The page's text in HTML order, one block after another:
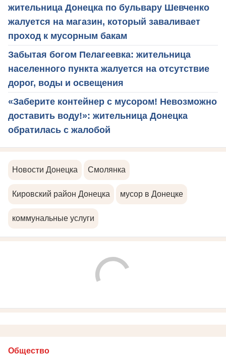
жительница Донецка по бульвару Шевченко
жалуется на магазин, который заваливает
проход к мусорным бакам
Забытая богом Пелагеевка: жительница
населенного пункта жалуется на отсутствие
дорог, воды и освещения
«Заберите контейнер с мусором! Невозможно
доставить воду!»: жительница Донецка
обратилась с жалобой
Новости Донецка Смолянка
Кировский район Донецка мусор в Донецке
коммунальные услуги
Общество